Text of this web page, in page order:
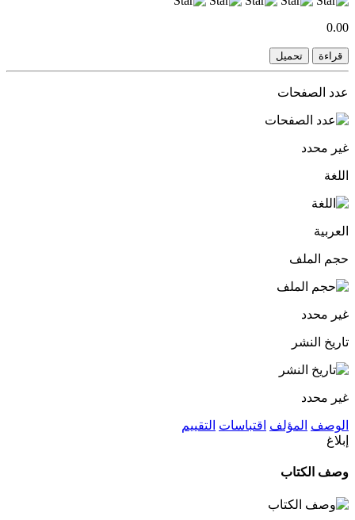
0.00
قراءة تحميل
عدد الصفحات
غير محدد
اللغة
العربية
حجم الملف
غير محدد
تاريخ النشر
غير محدد
الوصف المؤلف اقتباسات التقييم
إبلاغ
وصف الكتاب